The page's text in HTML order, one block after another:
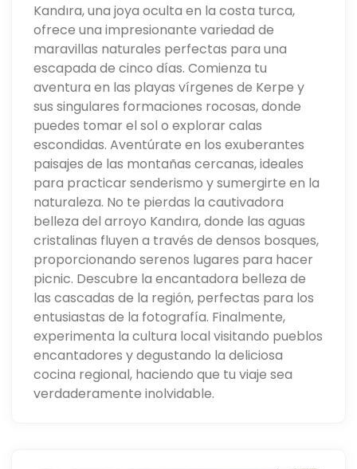
Kandıra, una joya oculta en la costa turca,
ofrece una impresionante variedad de
maravillas naturales perfectas para una
escapada de cinco días. Comienza tu
aventura en las playas vírgenes de Kerpe y
sus singulares formaciones rocosas, donde
puedes tomar el sol o explorar calas
escondidas. Aventúrate en los exuberantes
paisajes de las montañas cercanas, ideales
para practicar senderismo y sumergirte en la
naturaleza. No te pierdas la cautivadora
belleza del arroyo Kandıra, donde las aguas
cristalinas fluyen a través de densos bosques,
proporcionando serenos lugares para hacer
picnic. Descubre la encantadora belleza de
las cascadas de la región, perfectas para los
entusiastas de la fotografía. Finalmente,
experimenta la cultura local visitando pueblos
encantadores y degustando la deliciosa
cocina regional, haciendo que tu viaje sea
verdaderamente inolvidable.